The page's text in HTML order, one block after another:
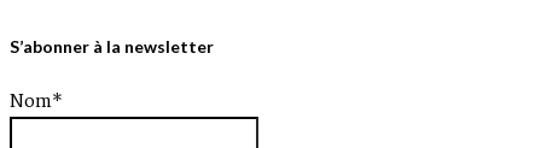
S’abonner à la newsletter
Nom*